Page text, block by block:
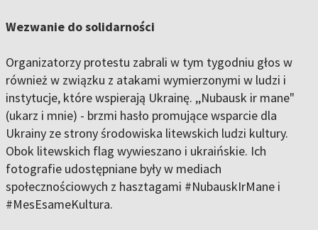
Wezwanie do solidarności
Organizatorzy protestu zabrali w tym tygodniu głos w
również w związku z atakami wymierzonymi w ludzi i
instytucje, które wspierają Ukrainę. ,,Nubausk ir mane"
(ukarz i mnie) - brzmi hasło promujące wsparcie dla
Ukrainy ze strony środowiska litewskich ludzi kultury.
Obok litewskich flag wywieszano i ukraińskie. Ich
fotografie udostępniane były w mediach
społecznościowych z hasztagami #NubauskIrMane i
#MesEsameKultura.